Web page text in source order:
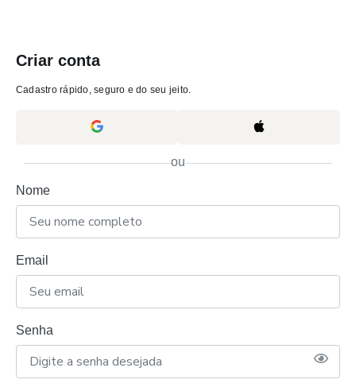
Criar conta
Cadastro rápido, seguro e do seu jeito.
ou
Nome
Email
Senha